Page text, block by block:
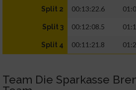
Split 2 00:13:22.6
Split 3 00:12:08.5
Split 4 00:11:21.8
Team Die Sparkasse